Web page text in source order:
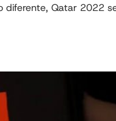
diferente, Qatar 2022